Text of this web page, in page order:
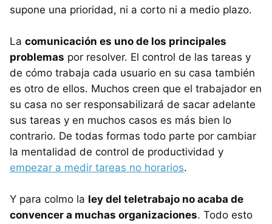
supone una prioridad, ni a corto ni a medio plazo.
La comunicación es uno de los principales
problemas por resolver. El control de las tareas y
de cómo trabaja cada usuario en su casa también
es otro de ellos. Muchos creen que el trabajador en
su casa no ser responsabilizará de sacar adelante
sus tareas y en muchos casos es más bien lo
contrario. De todas formas todo parte por cambiar
la mentalidad de control de productividad y
empezar a medir tareas no horarios.
Y para colmo la ley del teletrabajo no acaba de
convencer a muchas organizaciones. Todo esto